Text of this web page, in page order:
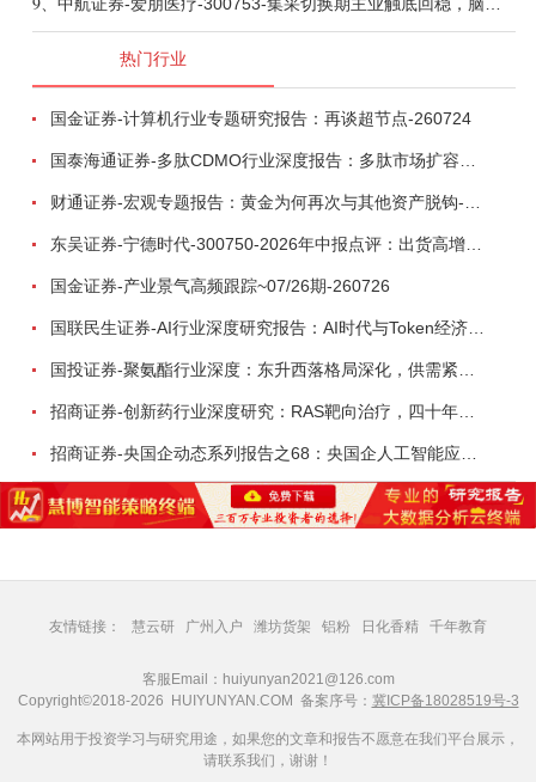
热门行业
国金证券-计算机行业专题研究报告：再谈超节点-260724
东吴证券-宁德时代-300750-2026年中报点评：出货高增业绩稳健，回购彰显龙头信心-260726
国金证券-产业景气高频跟踪~07/26期-260726
国联民生证券-AI行业深度研究报告：AI时代与Token经济，从技术符号到数字石油-260801
招商证券-创新药行业深度研究：RAS靶向治疗，四十年不可成药的终结，与终结之后的治疗格局演化-260805
友情链接： 慧云研 广州入户 潍坊货架 铝粉 日化香精 千年教育
客服Email：huiyunyan2021@126.com
Copyright©2018-2026 HUIYUNYAN.COM 备案序号： 冀ICP备18028519号-3
本网站用于投资学习与研究用途，如果您的文章和报告不愿意在我们平台展示，
请联系我们，谢谢！